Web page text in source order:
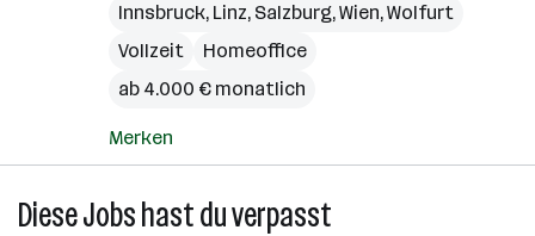
Innsbruck, Linz, Salzburg,Wien,Wolfurt
Vollzeit
Homeoffice
ab 4.000 € monatlich
Merken
Diese Jobs hast du verpasst